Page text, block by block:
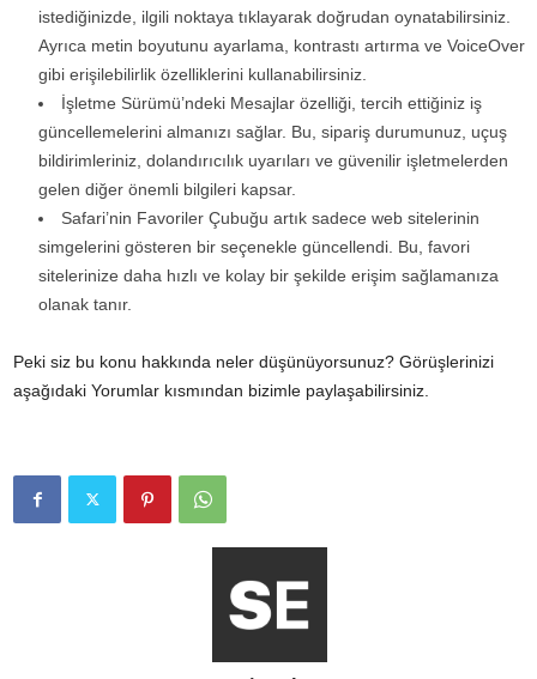
istediğinizde, ilgili noktaya tıklayarak doğrudan oynatabilirsiniz.
Ayrıca metin boyutunu ayarlama, kontrastı artırma ve VoiceOver
gibi erişilebilirlik özelliklerini kullanabilirsiniz.
İşletme Sürümü’ndeki Mesajlar özelliği, tercih ettiğiniz iş
güncellemelerini almanızı sağlar. Bu, sipariş durumunuz, uçuş
bildirimleriniz, dolandırıcılık uyarıları ve güvenilir işletmelerden
gelen diğer önemli bilgileri kapsar.
Safari’nin Favoriler Çubuğu artık sadece web sitelerinin
simgelerini gösteren bir seçenekle güncellendi. Bu, favori
sitelerinize daha hızlı ve kolay bir şekilde erişim sağlamanıza
olanak tanır.
Peki siz bu konu hakkında neler düşünüyorsunuz? Görüşlerinizi
aşağıdaki Yorumlar kısmından bizimle paylaşabilirsiniz.